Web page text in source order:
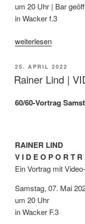
um 20 Uhr | Bar
in Wacker f.3
„60/60-
Videoportraits
III“
weiterlesen
VERÖFFENTLICHT
AM
25. APRIL 2022
Rainer Lind |
60/60-Vortrag
RAINER LIND
V I D E O P O R T
Ein Vortrag mit
Samstag, 07. Mai
um 20 Uhr
in Wacker F.3